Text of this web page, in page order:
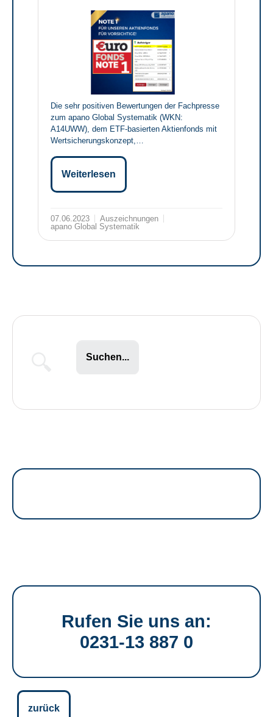
Die sehr positiven Bewertungen der Fachpresse
zum apano Global Systematik (WKN:
A14UWW), dem ETF-basierten Aktienfonds mit
Wertsicherungskonzept,…
Weiterlesen
07.06.2023
Auszeichnungen
apano Global Systematik
Suchen...
Rufen Sie uns an:
0231-13 887 0
zurück